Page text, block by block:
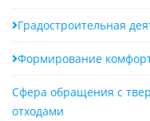
Градостроительная
Формирование
Сфера обращения с
отходами